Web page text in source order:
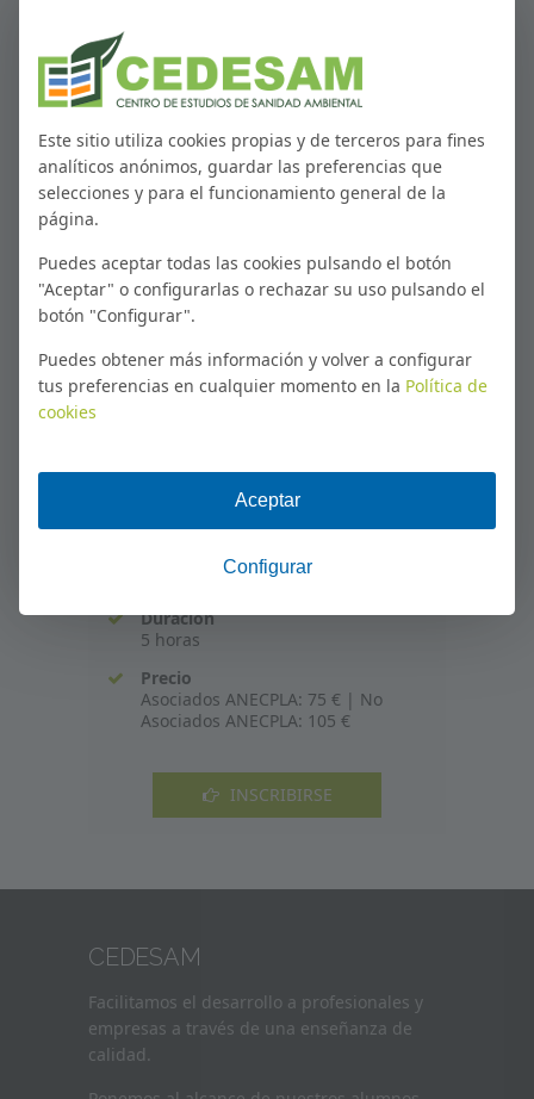
aguas
Casos reales de aplicación de métodos
de análisis para Legionella en aguas
PROXIMAS CONVOCATORIAS
100% online - Inscríbete a la
próxima convocatoria
100% online - Inscríbete a la
próxima convocatoria
Plazo de inscripción
Trabajadores y desempleados
Duración
5 horas
Precio
Asociados ANECPLA: 75 € | No
Asociados ANECPLA: 105 €
INSCRIBIRSE
CEDESAM
Facilitamos el desarrollo a profesionales y
empresas a través de una enseñanza de
calidad.
Este sitio utiliza cookies propias y de terceros para fines
analíticos anónimos, guardar las preferencias que
selecciones y para el funcionamiento general de la
página.
Puedes aceptar todas las cookies pulsando el botón
"Aceptar" o configurarlas o rechazar su uso pulsando el
botón "Configurar".
Puedes obtener más información y volver a configurar
tus preferencias en cualquier momento en la Política de
cookies